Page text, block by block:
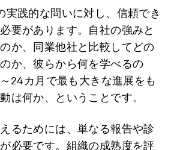
実践的な問いに対し、信頼でき
要があります。自社の強みと
か、同業他社と比較してどの
か、彼らから何を学べるの
24カ月で最も大きな進展をも
は何か、ということです。
るためには、単なる報告や診
必要です。組織の成熟度を評